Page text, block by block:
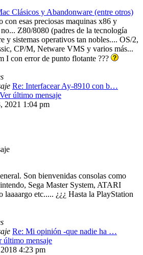
Clásicos y Abandonware (entre otros)
con esas preciosas maquinas x86 y
Z80/8080 (padres de la tecnología
y sistemas operativos tan nobles.... OS/2,
CP/M, Netware VMS y varios más...
I con error de punto flotante ???
Re: Interfacear Ay-8910 con b…
Ver último mensaje
2021 1:04 pm
Son bienvenidas consolas como
Sega Master System, ATARI
laaaargo etc..... ¿¿¿ Hasta la PlayStation
Re: Mi opinión -que nadie ha …
último mensaje
4:23 pm